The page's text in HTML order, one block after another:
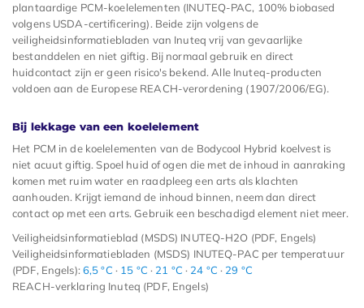
plantaardige PCM-koelelementen (INUTEQ-PAC, 100% biobased
volgens USDA-certificering). Beide zijn volgens de
veiligheidsinformatiebladen van Inuteq vrij van gevaarlijke
bestanddelen en niet giftig. Bij normaal gebruik en direct
huidcontact zijn er geen risico's bekend. Alle Inuteq-producten
voldoen aan de Europese REACH-verordening (1907/2006/EG).
Bij lekkage van een koelelement
Het PCM in de koelelementen van de Bodycool Hybrid koelvest is
niet acuut giftig. Spoel huid of ogen die met de inhoud in aanraking
komen met ruim water en raadpleeg een arts als klachten
aanhouden. Krijgt iemand de inhoud binnen, neem dan direct
contact op met een arts. Gebruik een beschadigd element niet meer.
Veiligheidsinformatieblad (MSDS) INUTEQ-H2O (PDF, Engels)
Veiligheidsinformatiebladen (MSDS) INUTEQ-PAC per temperatuur
(PDF, Engels):6,5 °C · 15 °C · 21 °C · 24 °C · 29 °C
REACH-verklaring Inuteq (PDF, Engels)